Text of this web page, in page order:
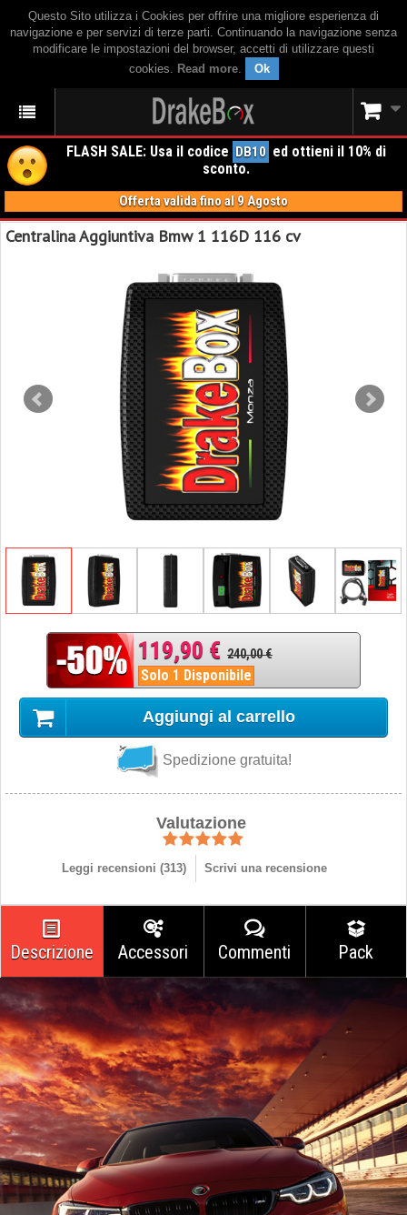
Questo Sito utilizza i Cookies per offrire una migliore esperienza di
navigazione e per servizi di terze parti. Continuando la navigazione senza
modificare le impostazioni del browser, accetti di utilizzare questi
cookies. Read more. Ok
FLASH SALE: Usa il codice DB10 ed ottieni il 10% di
sconto.
Offerta valida fino al 9 Agosto
Centralina Aggiuntiva Bmw 1 116D 116 cv
119,90 € 240,00 €
Solo 1 Disponibile
Aggiungi al carrello
Spedizione gratuita!
Valutazione
Leggi recensioni (313) Scrivi una recensione
Descrizione Accessori Commenti Pack